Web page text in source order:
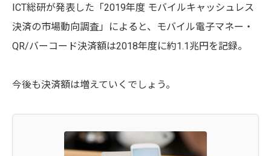
ICT総研が発表した「2019年度 モバイルキャッシュレス
決済の市場動向調査」によると、モバイル電子マネー・
QR/バーコード決済額は2018年度に約1.1兆円を記録。
今後も決済額は増えていくでしょう。